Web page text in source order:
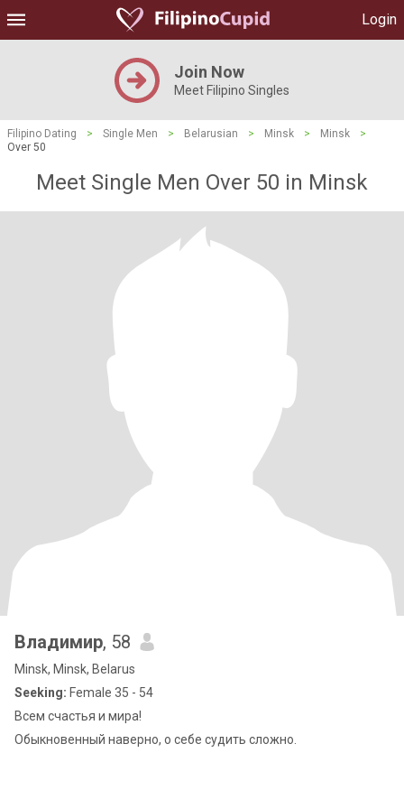
Login
Join Now
Meet Filipino Singles
Filipino Dating > Single Men > Belarusian > Minsk > Minsk
>
Over 50
Meet Single Men Over 50 in Minsk
Владимир, 58
Minsk, Minsk, Belarus
Seeking: Female 35 - 54
Всем счастья и мира!
Обыкновенный наверно, о себе судить сложно.